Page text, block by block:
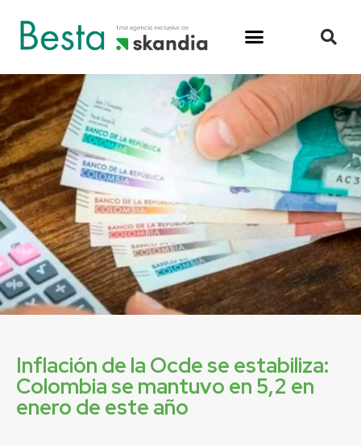
Inflación de la Ocde se estabiliza:
Colombia se mantuvo en 5,2 en
enero de este año